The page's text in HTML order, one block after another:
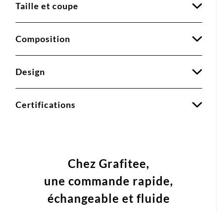
Taille et coupe
Composition
Design
Certifications
Chez Grafitee,
une commande rapide,
échangeable et fluide